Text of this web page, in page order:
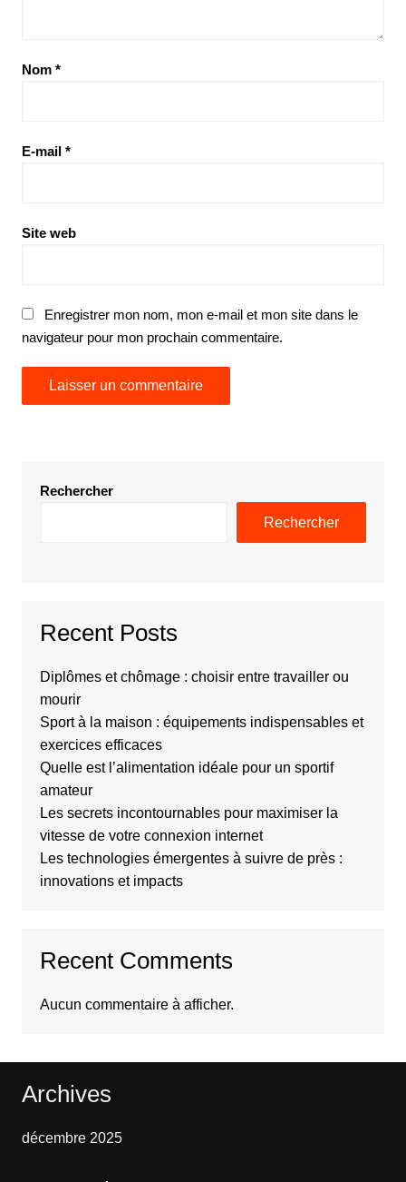
Nom *
E-mail *
Site web
Enregistrer mon nom, mon e-mail et mon site dans le
navigateur pour mon prochain commentaire.
Rechercher
Rechercher
Recent Posts
Diplômes et chômage : choisir entre travailler ou
mourir
Sport à la maison : équipements indispensables et
exercices efficaces
Quelle est l’alimentation idéale pour un sportif
amateur
Les secrets incontournables pour maximiser la
vitesse de votre connexion internet
Les technologies émergentes à suivre de près :
innovations et impacts
Recent Comments
Aucun commentaire à afficher.
Archives
décembre 2025